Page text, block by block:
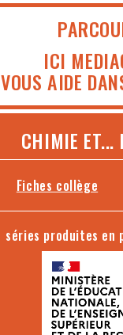
ICI
VOUS AIDE
CHIMIE ET...
Fiches collège
séries produites en